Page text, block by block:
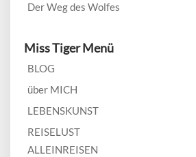
Der Weg des Wolfes
Miss Tiger Menü
BLOG
über MICH
LEBENSKUNST
REISELUST
ALLEINREISEN